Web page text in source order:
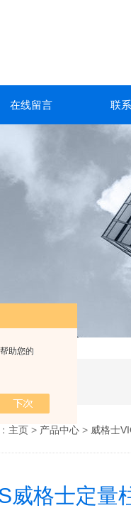
助您的
在线留言 联
主页> 产品中心> 威格士
威格士定量